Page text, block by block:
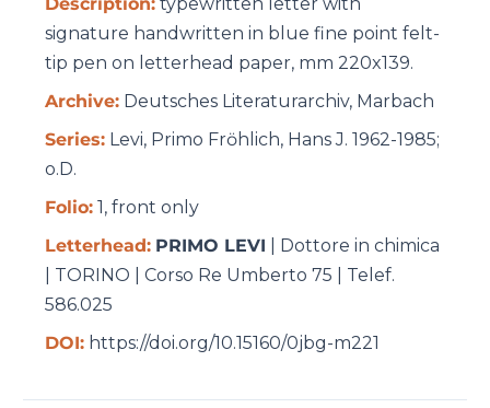
signature handwritten in blue fine point felt-
tip pen on letterhead paper, mm 220x139.
Archive: Deutsches Literaturarchiv, Marbach
Series: Levi, Primo Frӧhlich, Hans J. 1962-1985;
o.D.
Folio: 1, front only
Letterhead: PRIMO LEVI | Dottore in chimica
| TORINO | Corso Re Umberto 75 | Telef.
586.025
DOI: https://doi.org/10.15160/0jbg-m221